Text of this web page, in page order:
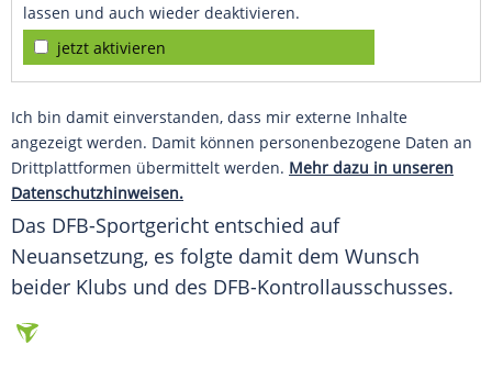
lassen und auch wieder deaktivieren.
jetzt aktivieren
Ich bin damit einverstanden, dass mir externe Inhalte
angezeigt werden. Damit können personenbezogene Daten an
Drittplattformen übermittelt werden. Mehr dazu in unseren
Datenschutzhinweisen.
Das DFB-Sportgericht entschied auf
Neuansetzung, es folgte damit dem Wunsch
beider Klubs und des DFB-Kontrollausschusses.